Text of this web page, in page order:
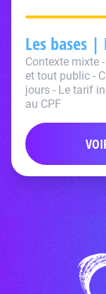
Les bases
Contexte mixte
et tout public -
jours - Le tarif
au CPF